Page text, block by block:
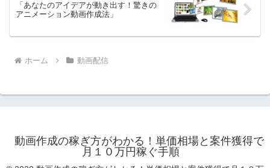
「あなたのアイデアが動き出す！驚きの
アニメーション動画作成法」
ホーム 動画配信
動画作成の稼ぎ方がわかる！単価相場と案件獲得で
月１０万円稼ぐ手順